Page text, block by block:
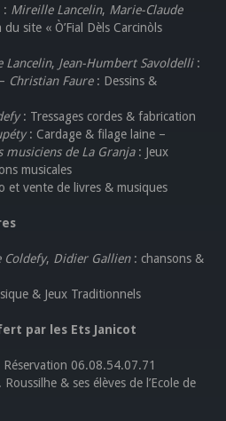
: Mireille Lancelin, Marie-Claude
site « Ò’Fial Dèls Carcinòls
Lancelin, Jean-Humbert Savoldelli:
Christian Faure: Dessins &
: Tressages cordes & fabrication
: Cardage & filage laine –
musiciens de La Granja: Jeux
musicales
et vente de livres & musiques
Coldefy, Didier Gallien: chansons &
& Jeux Traditionnels
par les Ets Janicot
06.08.54.07.71
& ses élèves de l’Ecole de